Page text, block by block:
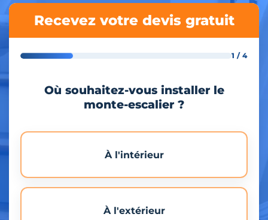
Recevez votre devis gratuit
1 / 4
Où souhaitez-vous installer le
monte-escalier ?
À l'intérieur
À l'extérieur